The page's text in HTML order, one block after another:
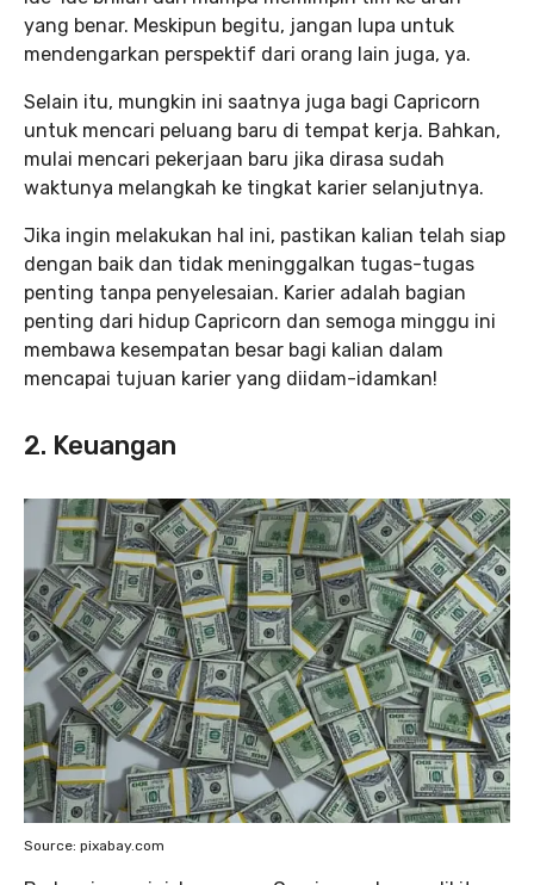
yang benar. Meskipun begitu, jangan lupa untuk
mendengarkan perspektif dari orang lain juga, ya.
Selain itu, mungkin ini saatnya juga bagi Capricorn
untuk mencari peluang baru di tempat kerja. Bahkan,
mulai mencari pekerjaan baru jika dirasa sudah
waktunya melangkah ke tingkat karier selanjutnya.
Jika ingin melakukan hal ini, pastikan kalian telah siap
dengan baik dan tidak meninggalkan tugas-tugas
penting tanpa penyelesaian. Karier adalah bagian
penting dari hidup Capricorn dan semoga minggu ini
membawa kesempatan besar bagi kalian dalam
mencapai tujuan karier yang diidam-idamkan!
2. Keuangan
Source: pixabay.com